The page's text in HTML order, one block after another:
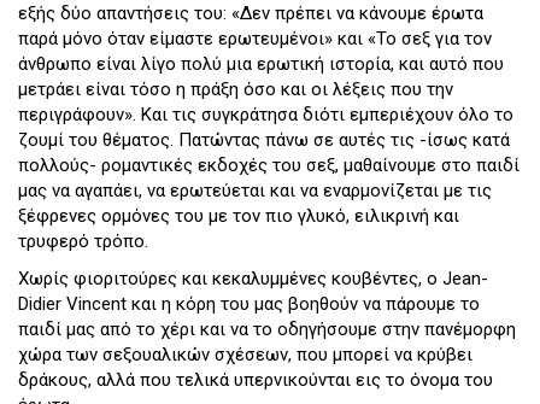
εξής δύο απαντήσεις του: «Δεν πρέπει να κάνουμε έρωτα
παρά μόνο όταν είμαστε ερωτευμένοι» και «Το σεξ για τον
άνθρωπο είναι λίγο πολύ μια ερωτική ιστορία, και αυτό που
μετράει είναι τόσο η πράξη όσο και οι λέξεις που την
περιγράφουν». Και τις συγκράτησα διότι εμπεριέχουν όλο το
ζουμί του θέματος. Πατώντας πάνω σε αυτές τις -ίσως κατά
πολλούς- ρομαντικές εκδοχές του σεξ, μαθαίνουμε στο παιδί
μας να αγαπάει, να ερωτεύεται και να εναρμονίζεται με τις
ξέφρενες ορμόνες του με τον πιο γλυκό, ειλικρινή και
τρυφερό τρόπο.
Χωρίς φιοριτούρες και κεκαλυμμένες κουβέντες, ο Jean-
Didier Vincent και η κόρη του μας βοηθούν να πάρουμε το
παιδί μας από το χέρι και να το οδηγήσουμε στην πανέμορφη
χώρα των σεξουαλικών σχέσεων, που μπορεί να κρύβει
δράκους, αλλά που τελικά υπερνικούνται εις το όνομα του